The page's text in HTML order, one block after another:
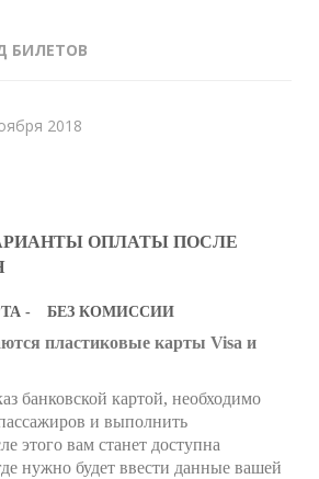
БИЛЕТОВ
2018
ОПЛАТЫ ПОСЛЕ
- БЕЗ КОМИССИИ
пластиковые карты Visa и
банковской картой, необходимо
и выполнить
этого вам станет доступна
нужно будет ввести данные вашей